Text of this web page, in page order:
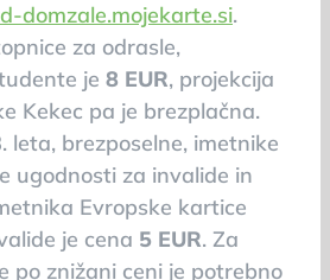
domzale.mojekarte.si.
za odrasle,
je 8 EUR, projekcija
Kekec pa je brezplačna.
leta, brezposelne, imetnike
ugodnosti za invalide in
Evropske kartice
je cena 5 EUR. Za
po znižani ceni je potrebno